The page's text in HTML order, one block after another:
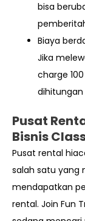
bisa
Biaya
Jika
charge
dihitungan
Pusat
Bisnis
Pusat rental
salah satu yang
mendapatkan
rental. Join Fun